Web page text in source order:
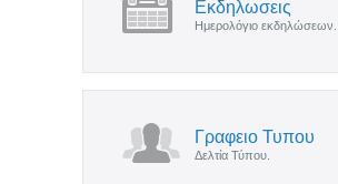
Εκδηλωσεις
Ημερολόγιο εκδηλώσεων.
Γραφειο Τυπου
Δελτία Τύπου.